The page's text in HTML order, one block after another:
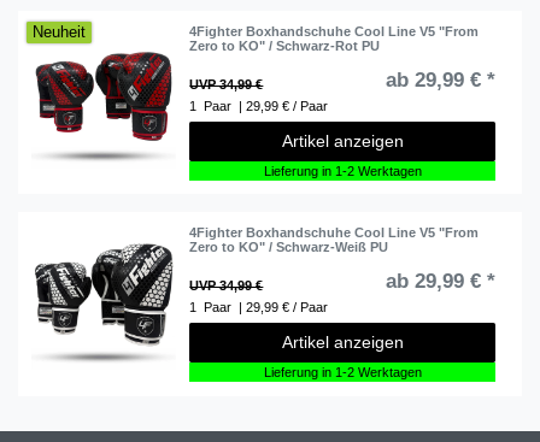
Neuheit
4Fighter Boxhandschuhe Cool Line V5 "From
Zero to KO" / Schwarz-Rot PU
UVP 34,99 € ab 29,99 € *
1 Paar | 29,99 € / Paar
Artikel anzeigen
Lieferung in 1-2 Werktagen
4Fighter Boxhandschuhe Cool Line V5 "From
Zero to KO" / Schwarz-Weiß PU
UVP 34,99 € ab 29,99 € *
1 Paar | 29,99 € / Paar
Artikel anzeigen
Lieferung in 1-2 Werktagen